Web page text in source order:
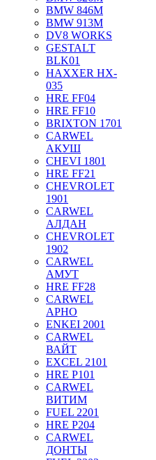
BMW 846M
BMW 913M
DV8 WORKS
GESTALT
BLK01
HAXXER HX-
035
HRE FF04
HRE FF10
BRIXTON 1701
CARWEL
АКУШ
CHEVI 1801
HRE FF21
CHEVROLET
1901
CARWEL
АЛДАН
CHEVROLET
1902
CARWEL
АМУТ
HRE FF28
CARWEL
АРНО
ENKEI 2001
CARWEL
ВАЙТ
EXCEL 2101
HRE P101
CARWEL
ВИТИМ
FUEL 2201
HRE P204
CARWEL
ДОНТЫ